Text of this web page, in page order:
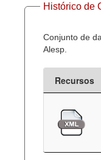
Dados
Planejamento
Catálogo de dados
Processo
Administração
Legislação
Histórico de
Conjunto de
Alesp.
Recursos